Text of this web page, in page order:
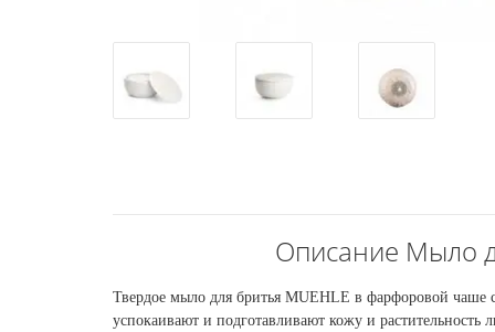
Описание Мыло
Твердое мыло для бритья MUEHLE в фарфоровой
успокаивают и подготавливают кожу и